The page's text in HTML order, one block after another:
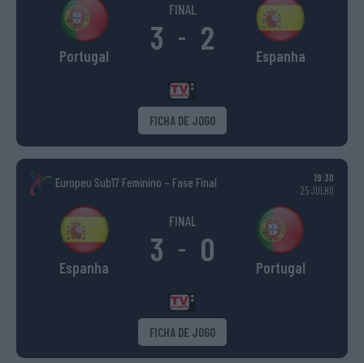
Portugal
FINAL
3 - 2 Espanha
FICHA DE JOGO
Europeu Sub17 Feminino – Fase Final
19:30
25 JULHO
Espanha
FINAL
3 - 0 Portugal
FICHA DE JOGO